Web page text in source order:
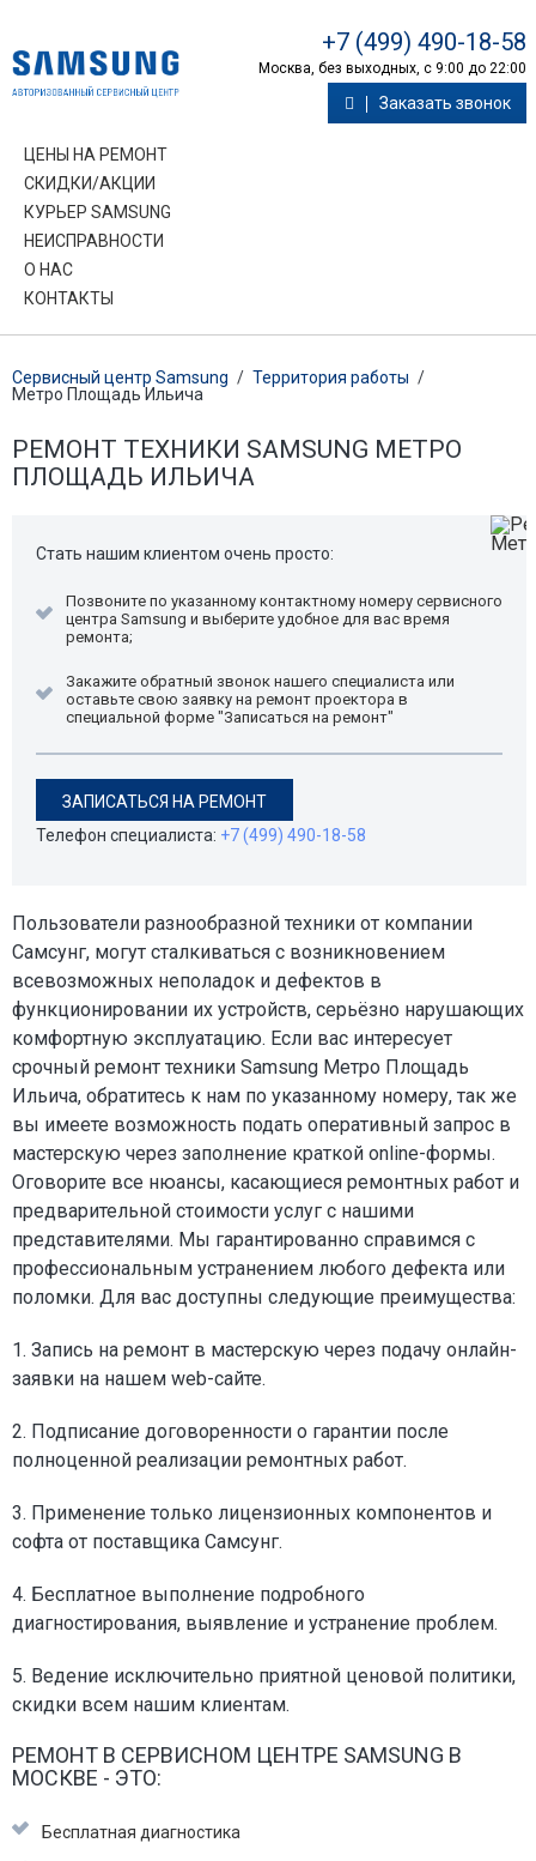
+7 (499) 490-18-58
Москва, без выходных, с 9:00 до 22:00
Заказать звонок
ЦЕНЫ НА РЕМОНТ
СКИДКИ/АКЦИИ
КУРЬЕР SAMSUNG
НЕИСПРАВНОСТИ
О НАС
КОНТАКТЫ
Сервисный центр Samsung / Территория работы /
Метро Площадь Ильича
РЕМОНТ ТЕХНИКИ SAMSUNG МЕТРО
ПЛОЩАДЬ ИЛЬИЧА
Стать нашим клиентом очень просто:
Позвоните по указанному контактному номеру сервисного
центра Samsung и выберите удобное для вас время
ремонта;
Закажите обратный звонок нашего специалиста или
оставьте свою заявку на ремонт проектора в
специальной форме "Записаться на ремонт"
ЗАПИСАТЬСЯ НА РЕМОНТ
Телефон специалиста: +7 (499) 490-18-58
Пользователи разнообразной техники от компании
Самсунг, могут сталкиваться с возникновением
всевозможных неполадок и дефектов в
функционировании их устройств, серьёзно нарушающих
комфортную эксплуатацию. Если вас интересует
срочный ремонт техники Samsung Метро Площадь
Ильича, обратитесь к нам по указанному номеру, так же
вы имеете возможность подать оперативный запрос в
мастерскую через заполнение краткой online-формы.
Оговорите все нюансы, касающиеся ремонтных работ и
предварительной стоимости услуг с нашими
представителями. Мы гарантированно справимся с
профессиональным устранением любого дефекта или
поломки. Для вас доступны следующие преимущества:
1. Запись на ремонт в мастерскую через подачу онлайн-
заявки на нашем web-сайте.
2. Подписание договоренности о гарантии после
полноценной реализации ремонтных работ.
3. Применение только лицензионных компонентов и
софта от поставщика Самсунг.
4. Бесплатное выполнение подробного
диагностирования, выявление и устранение проблем.
5. Ведение исключительно приятной ценовой политики,
скидки всем нашим клиентам.
РЕМОНТ В СЕРВИСНОМ ЦЕНТРЕ SAMSUNG В
МОСКВЕ - ЭТО:
Бесплатная диагностика